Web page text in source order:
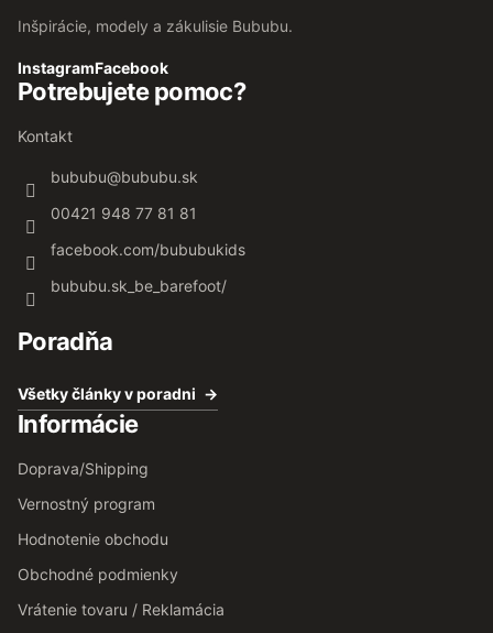
Inšpirácie, modely a zákulisie Bububu.
InstagramFacebook
Potrebujete pomoc?
Kontakt
bububu@bububu.sk
00421 948 77 81 81
facebook.com/bububukids
bububu.sk_be_barefoot/
Poradňa
Všetky články v poradni
Informácie
Doprava/Shipping
Vernostný program
Hodnotenie obchodu
Obchodné podmienky
Vrátenie tovaru / Reklamácia